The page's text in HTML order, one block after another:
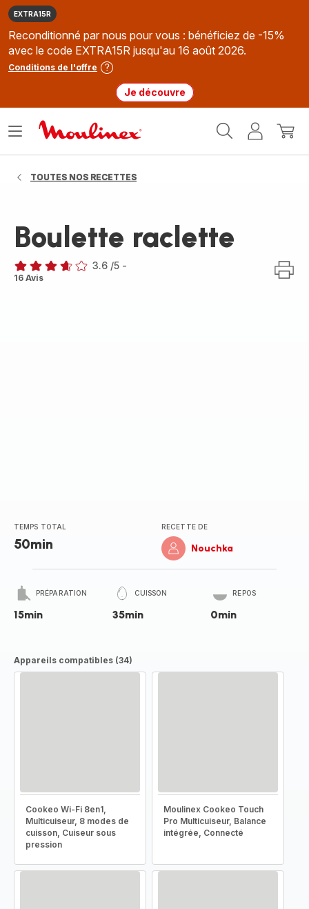
EXTRA15R
Reconditionné par nous pour vous : bénéficiez de -15%
avec le code EXTRA15R jusqu'au 16 août 2026.
Conditions de l'offre
Je découvre
MonMon
Ouvrir
TOUTES NOS RECETTES
Boulette raclette
ratings.3.6
3.6 /5 -
16 Avis
TEMPS TOTAL
50min
RECETTE DE
Nouchka
PRÉPARATION
15min
CUISSON
35min
REPOS
0min
Appareils compatibles (34)
Cookeo Wi-Fi 8en1,
Multicuiseur, 8 modes de
cuisson, Cuiseur sous
pression
Moulinex Cookeo Touch
Pro Multicuiseur, Balance
intégrée, Connecté